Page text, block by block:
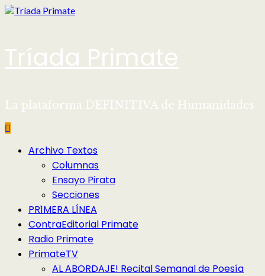
Saltar
Tríada Primate
La plataforma DEFINITIVA de Humanidades
Menú Archivo Textos
Columnas
Ensayo Pirata
Secciones
PR1MERA LÍNEA
ContraEditorial Primate
Radio Primate
PrimateTV
AL ABORDAJE! Recital Semanal de Poesía